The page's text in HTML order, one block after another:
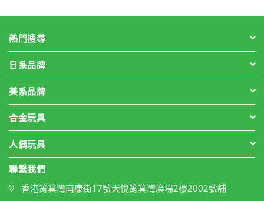
熱門搜尋
日系品牌
美系品牌
合金玩具
人偶玩具
聯繫我們
香港筲箕灣南康街17號天悅筲箕灣廣場2樓2002號舖